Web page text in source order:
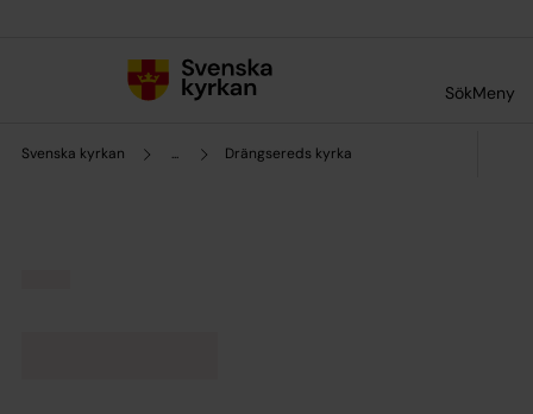
SökMeny
Svenska kyrkan ... Drängsereds kyrka